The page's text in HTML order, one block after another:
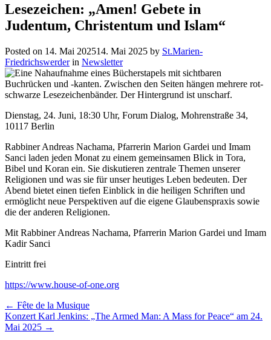
Lesezeichen: „Amen! Gebete in
Judentum, Christentum und Islam“
Posted on 14. Mai 202514. Mai 2025 by St.Marien-
Friedrichswerderin Newsletter
Dienstag, 24. Juni, 18:30 Uhr, Forum Dialog, Mohrenstraße 34,
10117 Berlin
Rabbiner Andreas Nachama, Pfarrerin Marion Gardei und Imam
Sanci laden jeden Monat zu einem gemeinsamen Blick in Tora,
Bibel und Koran ein. Sie diskutieren zentrale Themen unserer
Religionen und was sie für unser heutiges Leben bedeuten. Der
Abend bietet einen tiefen Einblick in die heiligen Schriften und
ermöglicht neue Perspektiven auf die eigene Glaubenspraxis sowie
die der anderen Religionen.
Mit Rabbiner Andreas Nachama, Pfarrerin Marion Gardei und Imam
Kadir Sanci
Eintritt frei
https://www.house-of-one.org
Beitragsnavigation
← Fête de la Musique
Konzert Karl Jenkins: „The Armed Man: A Mass for Peace“ am 24.
Mai 2025 →